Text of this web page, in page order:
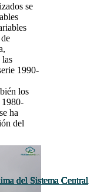
se
las
1990-
los
1980-
ha
del
del Sistema Central
del Sistema Central
del Sistema Central
del Sistema Central
del Sistema Central
del Sistema Central
del Sistema Central
del Sistema Central
del Sistema Central
del Sistema Central
del Sistema Central
del Sistema Central
del Sistema Central
del Sistema Central
del Sistema Central